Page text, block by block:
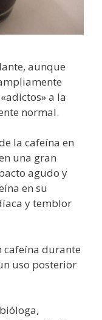
aunque
a la
normal.
la cafeína en
una gran
agudo y
en su
y temblor
cafeína durante
uso posterior